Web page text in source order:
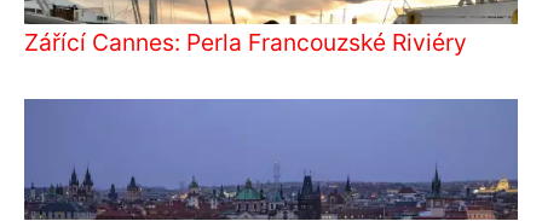
Zářící Cannes: Perla Francouzské Riviéry